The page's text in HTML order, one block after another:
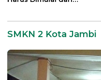
SMKN 2 Kota Jambi